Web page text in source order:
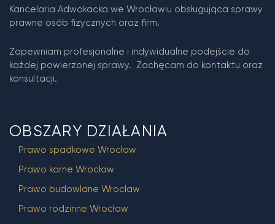
Kancelaria Adwokacka we Wrocławiu obsługująca sprawy
prawne osób fizycznych oraz firm.
Zapewniam profesjonalne i indywidualne podejście do
każdej powierzonej sprawy. Zachęcam do kontaktu oraz
konsultacji.
OBSZARY DZIAŁANIA
Prawo spadkowe Wrocław
Prawo karne Wrocław
Prawo budowlane Wrocław
Prawo rodzinne Wrocław